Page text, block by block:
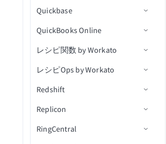
ンペーンをトリガー
オブジェクトの更新
カスタムオブジェクトを
Upsert（バッチ）
オブジェクトのアップサー
（batch）
カスタムレコードを削除
カスタムレコードを削除
（batch）
新規カスタムレコードをエ
セット
ユーザーパスワードを期限
切れにする
ユーザーに割り当てられた
ド（file）
セッションを使用して大き
新規/更新済みレコード（バ
ッチ）
ンロード
エクスポート出力をダウン
ステータスを取得
IDでカレンダーイベントを
ョン
オブジェクトの作成
カスタムアクション
アセットをダウンロード
IDによるオブジェクトの詳
トリガー
オブジェクトトリガー
アクション
オブジェクトアクション
アクションを挿入
Upsertアクション
コネクション設定
アクション
Pythonコードの実行
Python FAQ
Quickbase
コネクション設定
トリガー
新規レコード
新規レコード（リアルタイ
アクション
レコードの作成
レコードの更新
レコードの削除
QuickBooks Online
コネクション設定
トリガー
QuickBooksトリガー
アクション
QuickBooksアクション
営利版と非営利版で異なるラ
レシピ関数 by Workato
コネクション設定
ウォークスルー
トリガー
新規関数呼び出し
アクション
レシピOps by Workato
コネクション設定
トリガー
アカウントが接続されまし
アクション
Redshift
コネクション設定
トリガー
Replicon
コネクション設定
RingCentral